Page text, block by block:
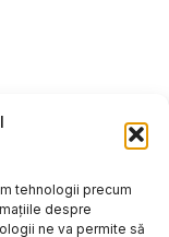
tehnologii precum
despre
ne va permite să